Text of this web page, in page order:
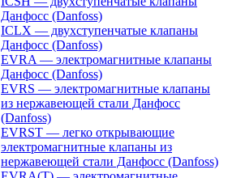
Данфосс (Danfoss)
ICLX — двухступенчатые клапаны
Данфосс (Danfoss)
EVRA — электромагнитные клапаны
Данфосс (Danfoss)
EVRS — электромагнитные клапаны
из нержавеющей стали Данфосс
(Danfoss)
EVRST — легко открывающие
электромагнитные клапаны из
нержавеющей стали Данфосс (Danfoss)